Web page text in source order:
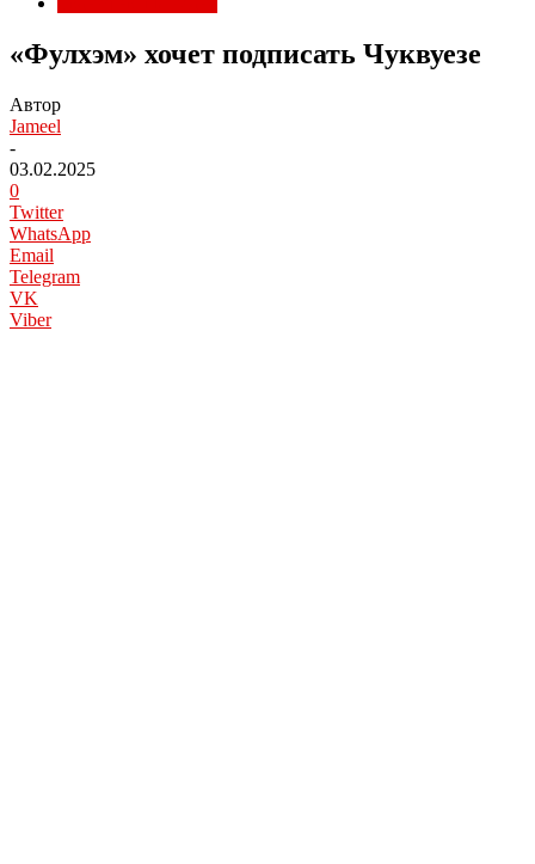
«Фулхэм» хочет подписать Чуквуезе
Автор
Jameel
-
03.02.2025
0
Twitter
WhatsApp
Email
Telegram
VK
Viber